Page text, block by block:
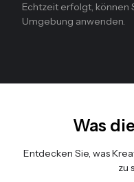
Echtzeit erfolgt, können
Umgebung anwenden.
Was
Entdecken Sie, was
zu